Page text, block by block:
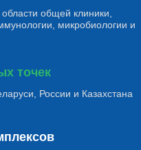
общей клиники,
микробиологии и
точек
России и Казахстана